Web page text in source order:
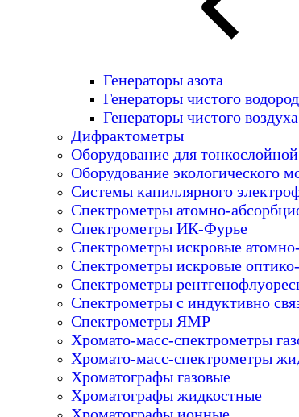
Генераторы азота
Генераторы чистого
Генераторы чистого воздуха
Дифрактометры
Оборудование для
Оборудование экологического
Системы капиллярного
Спектрометры атомно-
Спектрометры ИК-Фурье
Спектрометры искровые
Спектрометры искровые
Спектрометры
Спектрометры с индуктивно
Спектрометры ЯМР
Хромато-масс-спектрометры
Хромато-масс-спектрометры
Хроматографы газовые
Хроматографы жидкостные